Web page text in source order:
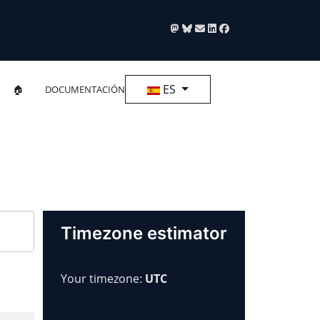
🏠 DOCUMENTACIÓN Seleccione su idioma
ES
Timezone estimator
Your timezone: UTC